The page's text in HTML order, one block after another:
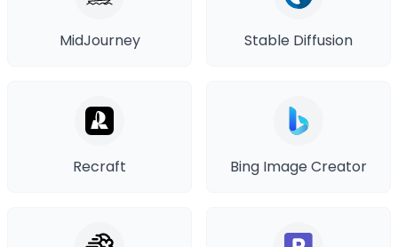
MidJourney Stable Diffusion
Recraft Bing Image Creator